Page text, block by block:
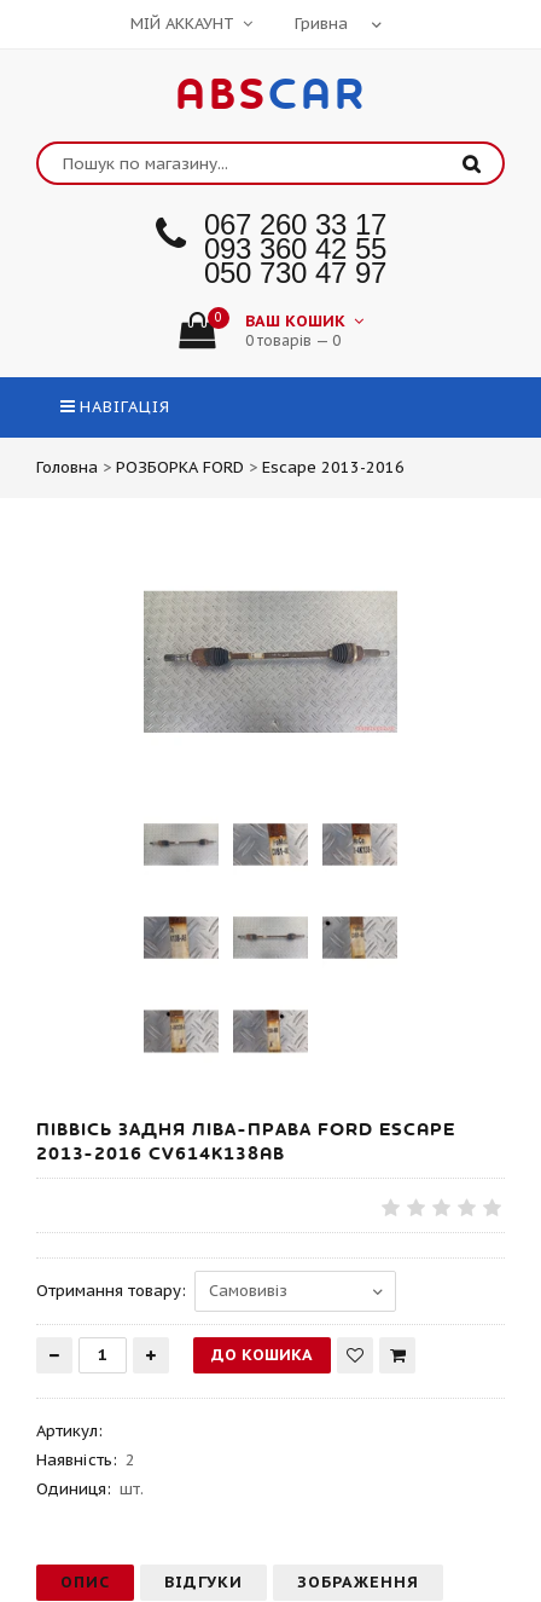
МІЙ АККАУНТ
ABSCAR
067 260 33 17
093 360 42 55
050 730 47 97
0 ВАШ КОШИК
0 товарів — 0
НАВІГАЦІЯ
Головна > РОЗБОРКА FORD > Escape 2013-2016
ПІВВІСЬ ЗАДНЯ ЛІВА-ПРАВА FORD ESCAPE
2013-2016 CV614K138AB
Отримання товару:
Артикул:
Наявність: 2
Одиниця: шт.
ОПИС ВІДГУКИ ЗОБРАЖЕННЯ